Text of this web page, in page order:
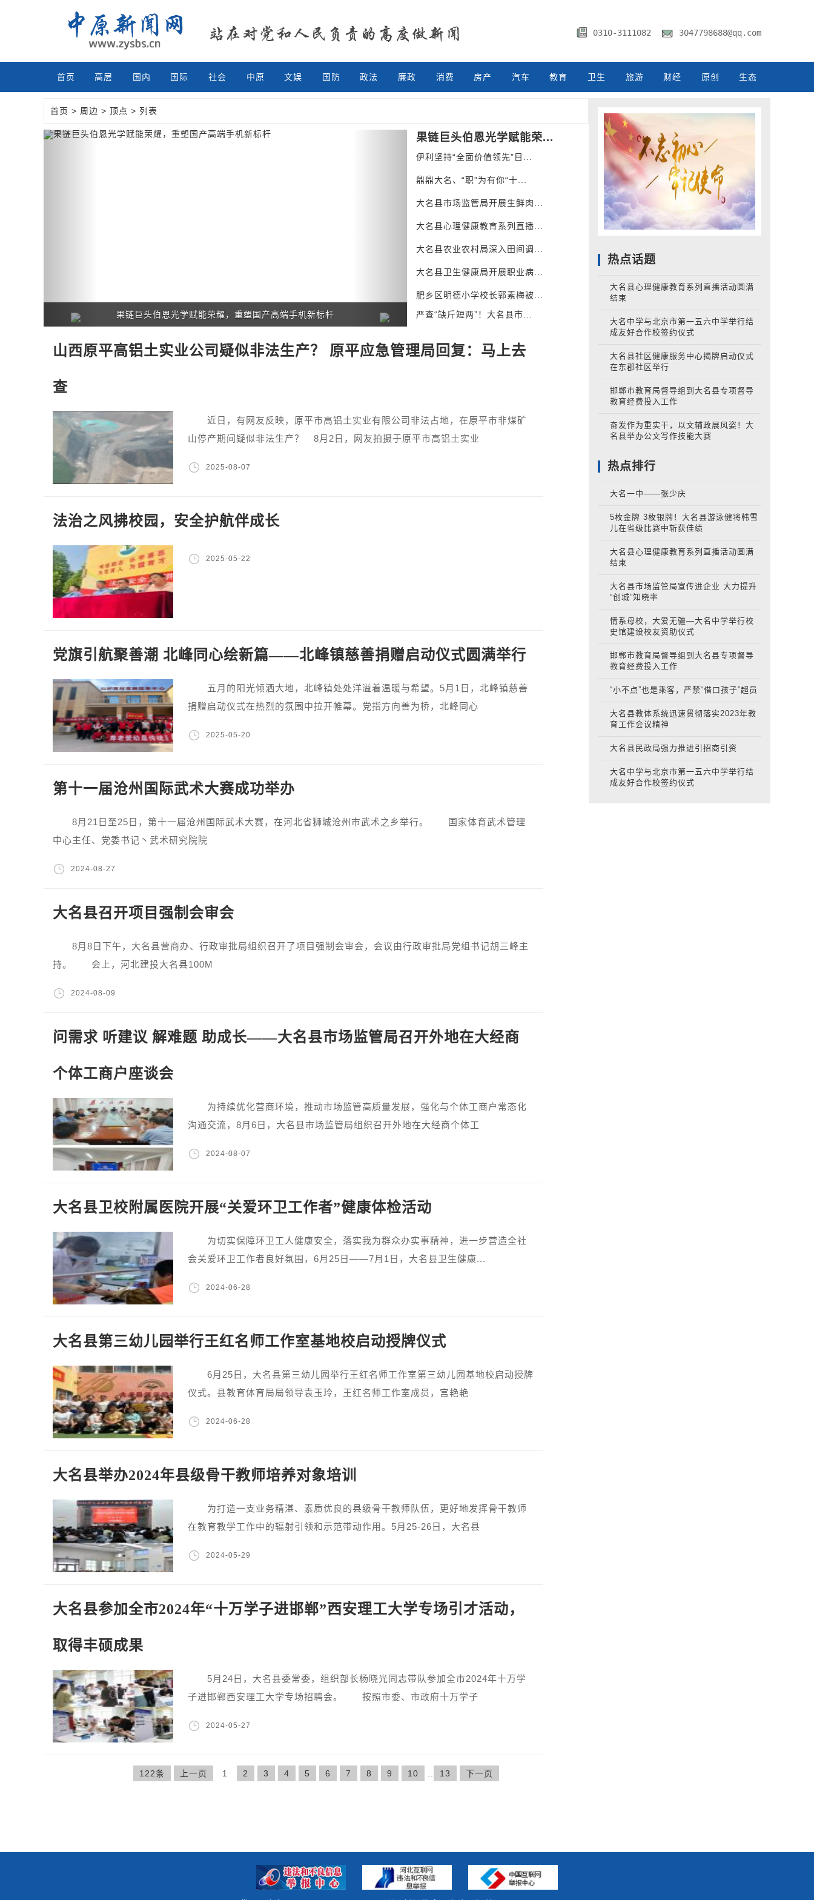
0310-3111082 3047798688@qq.com
首页 高层 国内 国际 社会 中原 文娱 国防 政法 廉政 消费 房产 汽车 教育 卫生 旅游 财经 原创 生态
首页 > 周边 > 顶点 > 列表
巨头伯恩光学赋能荣耀，重塑国产高端手机新标杆 伊利坚持“全面价值领先”目标，以助力构建生育友好型社会
Previous 果链巨头伯恩光学赋能荣...
伊利坚持“全面价值领先”目...
鼎鼎大名、“职”为有你“十...
大名县市场监管局开展生鲜肉...
大名县心理健康教育系列直播...
大名县农业农村局深入田间调...
大名县卫生健康局开展职业病...
肥乡区明德小学校长郭素梅被...
严查“缺斤短两”！大名县市...
山西原平高铝土实业公司疑似非法生产？ 原平应急管理局回复：马上去
查
近日，有网友反映，原平市高铝土实业有限公司非法占地，在原平市非煤矿
山停产期间疑似非法生产？ 8月2日，网友拍摄于原平市高铝土实业
2025-08-07
法治之风拂校园，安全护航伴成长
2025-05-22
党旗引航聚善潮 北峰同心绘新篇——北峰镇慈善捐赠启动仪式圆满举行
五月的阳光倾洒大地，北峰镇处处洋溢着温暖与希望。5月1日，北峰镇慈善
捐赠启动仪式在热烈的氛围中拉开帷幕。党指方向善为桥，北峰同心
2025-05-20
第十一届沧州国际武术大赛成功举办
8月21日至25日，第十一届沧州国际武术大赛，在河北省狮城沧州市武术之乡举行。 国家体育武术管理
中心主任、党委书记丶武术研究院院
2024-08-27
大名县召开项目强制会审会
8月8日下午，大名县营商办、行政审批局组织召开了项目强制会审会，会议由行政审批局党组书记胡三峰主
持。 会上，河北建投大名县100M
2024-08-09
问需求 听建议 解难题 助成长——大名县市场监管局召开外地在大经商
个体工商户座谈会
为持续优化营商环境，推动市场监管高质量发展，强化与个体工商户常态化
沟通交流，8月6日，大名县市场监管局组织召开外地在大经商个体工
2024-08-07
大名县卫校附属医院开展“关爱环卫工作者”健康体检活动
为切实保障环卫工人健康安全，落实我为群众办实事精神，进一步营造全社
会关爱环卫工作者良好氛围，6月25日——7月1日，大名县卫生健康...
2024-06-28
大名县第三幼儿园举行王红名师工作室基地校启动授牌仪式
6月25日，大名县第三幼儿园举行王红名师工作室第三幼儿园基地校启动授牌
仪式。县教育体育局局领导袁玉玲，王红名师工作室成员，宫艳艳
2024-06-28
大名县举办2024年县级骨干教师培养对象培训
为打造一支业务精湛、素质优良的县级骨干教师队伍，更好地发挥骨干教师
在教育教学工作中的辐射引领和示范带动作用。5月25-26日，大名县
2024-05-29
大名县参加全市2024年“十万学子进邯郸”西安理工大学专场引才活动，
取得丰硕成果
5月24日，大名县委常委，组织部长杨晓光同志带队参加全市2024年十万学
子进邯郸西安理工大学专场招聘会。 按照市委、市政府十万学子
2024-05-27
122条 上一页 1 2 3 4 5 6 7 8 9 10 13 下一页
热点话题
大名县心理健康教育系列直播活动圆满
结束
大名中学与北京市第一五六中学举行结
成友好合作校签约仪式
大名县社区健康服务中心揭牌启动仪式
在东郡社区举行
邯郸市教育局督导组到大名县专项督导
教育经费投入工作
奋发作为重实干，以文辅政展风姿！大
名县举办公文写作技能大赛
热点排行
大名一中——张少庆
5枚金牌 3枚银牌！大名县游泳健将韩雪
儿在省级比赛中斩获佳绩
大名县心理健康教育系列直播活动圆满
结束
大名县市场监管局宣传进企业 大力提升
“创城”知晓率
情系母校，大爱无疆—大名中学举行校
史馆建设校友资助仪式
邯郸市教育局督导组到大名县专项督导
教育经费投入工作
“小不点”也是乘客，严禁“借口孩子”超员
大名县教体系统迅速贯彻落实2023年教
育工作会议精神
大名县民政局强力推进引招商引资
大名中学与北京市第一五六中学举行结
成友好合作校签约仪式